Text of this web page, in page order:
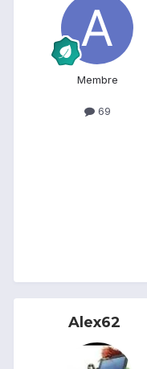
Membre
69
Alex62